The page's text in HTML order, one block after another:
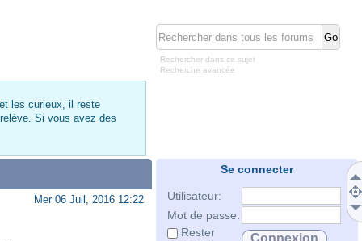
Rechercher dans ce sujet
Recherche avancée
les curieux, il reste
Si vous avez des
Se connecter
Utilisateur:
Mot de passe:
Rester
Mer 06 Juil, 2016 12:22